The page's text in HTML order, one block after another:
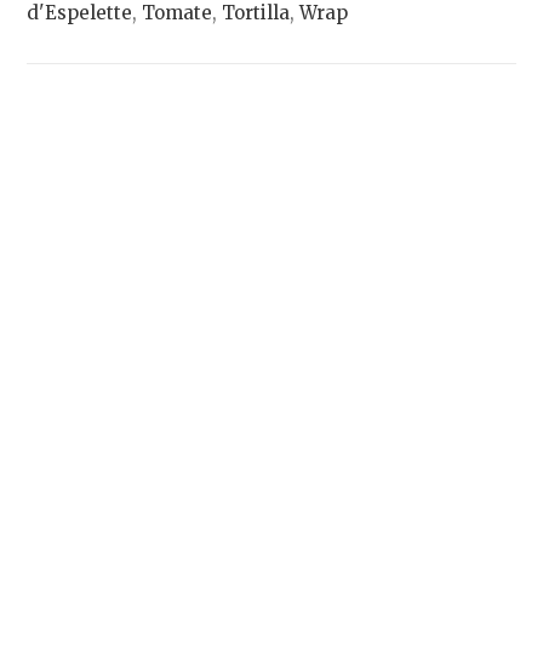
d'Espelette, Tomate, Tortilla,Wrap